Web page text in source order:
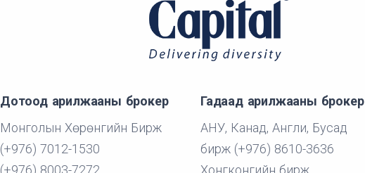
Дотоод арилжааны брокер
Монголын Хөрөнгийн Бирж
(+976) 7012-1530
(+976) 8003-7272
Гадаад арилжааны брокер
АНУ, Канад, Англи, Бусад
бирж (+976) 8610-3636
Хонгконгийн бирж